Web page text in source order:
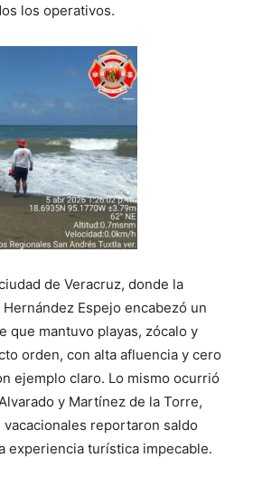
los operativos.
de Veracruz, donde la
Espejo encabezó un
que mantuvo playas, zócalo y
orden, con alta afluencia y cero
ejemplo claro. Lo mismo ocurrió
y Martínez de la Torre,
reportaron saldo
experiencia turística impecable.